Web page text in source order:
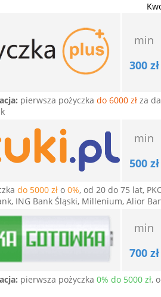
min
300 zł
pierwsza pożyczka do 6000 zł za
min
500 zł
do 5000 zł o 0%, od 20 do 75 lat,
ING Bank Śląski, Millenium, Alior
min
700 zł
pierwsza pożyczka 0% do 5000 zł,